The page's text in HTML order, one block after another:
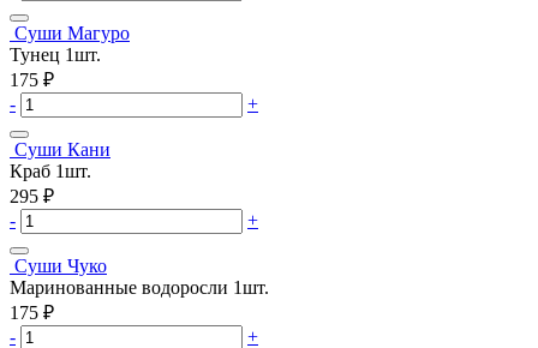
Суши Магуро
Тунец 1шт.
175 ₽
-
+
Суши Кани
Краб 1шт.
295 ₽
-
+
Суши Чуко
Маринованные водоросли 1шт.
175 ₽
-
+